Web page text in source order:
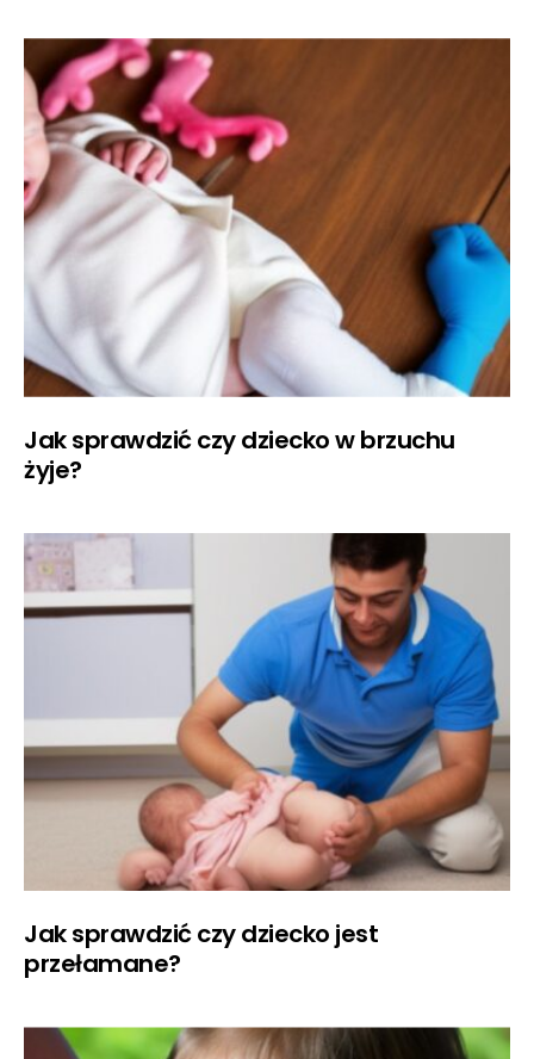
Jak sprawdzić czy dziecko w brzuchu
żyje?
Jak sprawdzić czy dziecko jest
przełamane?